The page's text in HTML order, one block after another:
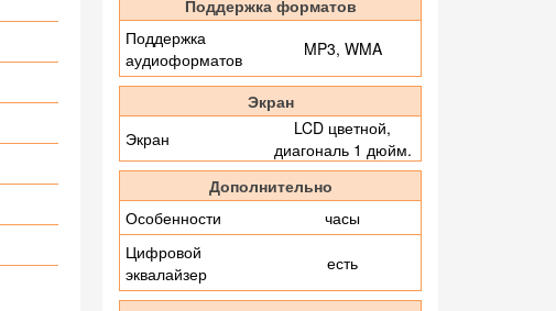
Поддержка форматов
Поддержка
аудиоформатов
MP3, WMA
Экран
Экран
LCD цветной,
диагональ 1 дюйм.
Дополнительно
Особенности
часы
Цифровой
эквалайзер
есть